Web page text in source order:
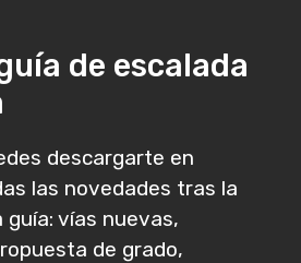
de escalada
descargarte en
las novedades tras la
guía: vías nuevas,
de grado,